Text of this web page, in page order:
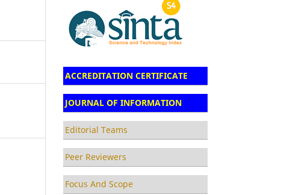
ACCREDITATION CERTIFICATE
JOURNAL OF INFORMATION
Editorial Teams
Peer Reviewers
Focus And Scope